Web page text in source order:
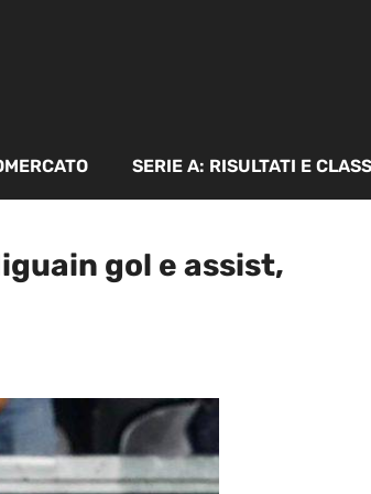
SERIE A: RISULTATI E
gol e assist,